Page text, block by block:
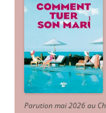
Parution mai 2026 au